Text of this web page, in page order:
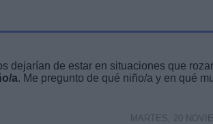
dejarían de estar en situaciones que
a. Me pregunto de qué niño/a y en qué
MARTES, 20